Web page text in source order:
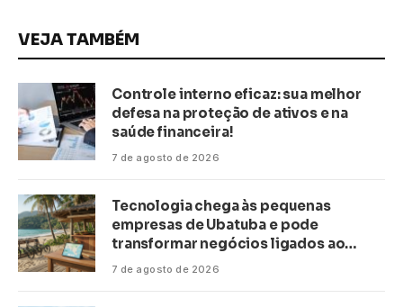
VEJA TAMBÉM
Controle interno eficaz: sua melhor
defesa na proteção de ativos e na
saúde financeira!
7 de agosto de 2026
Tecnologia chega às pequenas
empresas de Ubatuba e pode
transformar negócios ligados ao
turismo no litoral
7 de agosto de 2026